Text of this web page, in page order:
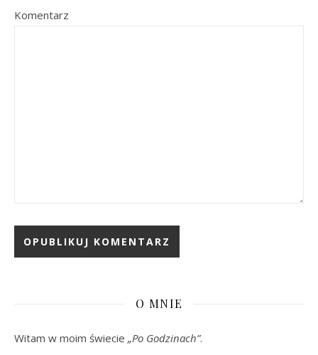
Komentarz
O MNIE
Witam w moim świecie „Po Godzinach”.